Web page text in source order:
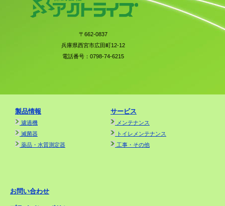
〒662-0837
兵庫県西宮市広田町12-12
電話番号：0798-74-6215
製品情報
濾過機
滅菌器
薬品・水質測定器
サービス
メンテナンス
トイレメンテナンス
工事・その他
お問い合わせ